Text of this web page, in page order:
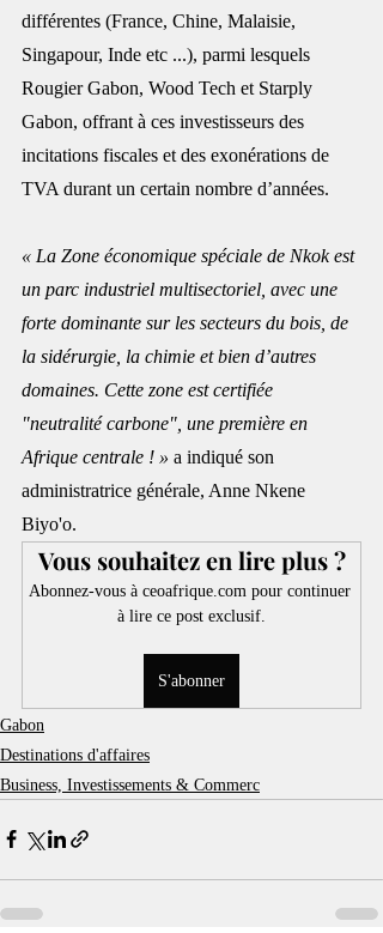
différentes (France, Chine, Malaisie,
Singapour, Inde etc ...), parmi lesquels
Rougier Gabon, Wood Tech et Starply
Gabon, offrant à ces investisseurs des
incitations fiscales et des exonérations de
TVA durant un certain nombre d’années.
« La Zone économique spéciale de Nkok est
un parc industriel multisectoriel, avec une
forte dominante sur les secteurs du bois, de
la sidérurgie, la chimie et bien d’autres
domaines. Cette zone est certifiée
"neutralité carbone", une première en
Afrique centrale ! » a indiqué son
administratrice générale, Anne Nkene
Biyo'o.
Vous souhaitez en lire plus ?
Abonnez-vous à ceoafrique.com pour continuer
à lire ce post exclusif.
S'abonner
Gabon
Destinations d'affaires
Business, Investissements & Commerc